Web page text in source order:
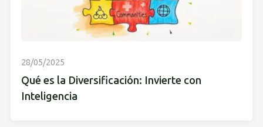
28/05/2025
Qué es la Diversificación: Invierte con
Inteligencia